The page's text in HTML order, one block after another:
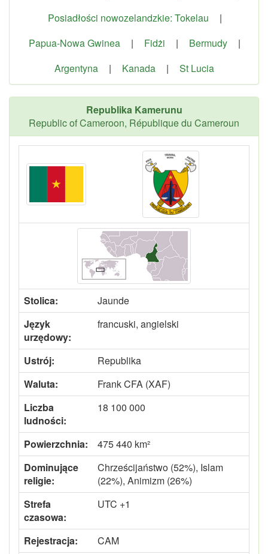
Posiadłości nowozelandzkie: Tokelau
|
Papua-Nowa Gwinea
| Fidżi | Bermudy
|
Argentyna
| Kanada | St Lucia
Republika Kamerunu
Republic of Cameroon, République du Cameroun
Stolica:
Jaunde
Język
urzędowy:
francuski, angielski
Ustrój:
Republika
Waluta:
Frank CFA (XAF)
Liczba
ludności:
18 100 000
Powierzchnia:
475 440 km²
Dominujące
religie:
Chrześcijaństwo (52%), Islam
(22%), Animizm (26%)
Strefa
czasowa:
UTC +1
Rejestracja: CAM